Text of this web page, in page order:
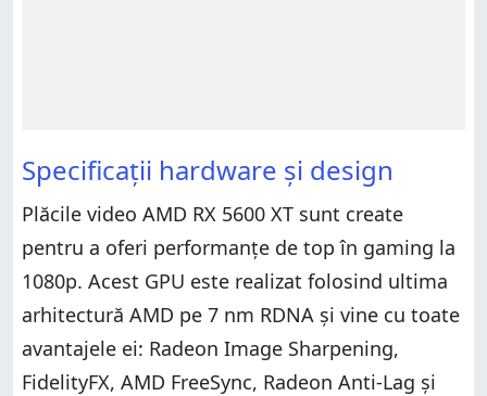
Specificații hardware și design
Plăcile video AMD RX 5600 XT sunt create
pentru a oferi performanțe de top în gaming la
1080p. Acest GPU este realizat folosind ultima
arhitectură AMD pe 7 nm RDNA și vine cu toate
avantajele ei: Radeon Image Sharpening,
FidelityFX, AMD FreeSync, Radeon Anti-Lag și